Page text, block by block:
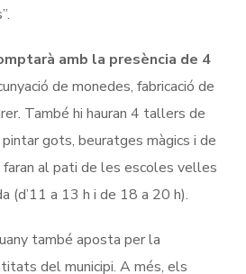
amb la presència de 4
de monedes, fabricació de
També hi hauran 4 tallers de
pintar gots, beuratges màgics i de
al pati de les escoles velles
(d’11 a 13 h i de 18 a 20 h).
també aposta per la
del municipi. A més, els